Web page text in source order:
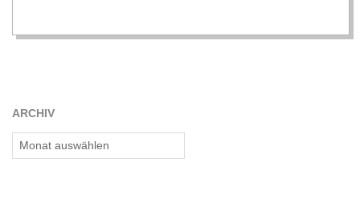
ARCHIV
Archiv